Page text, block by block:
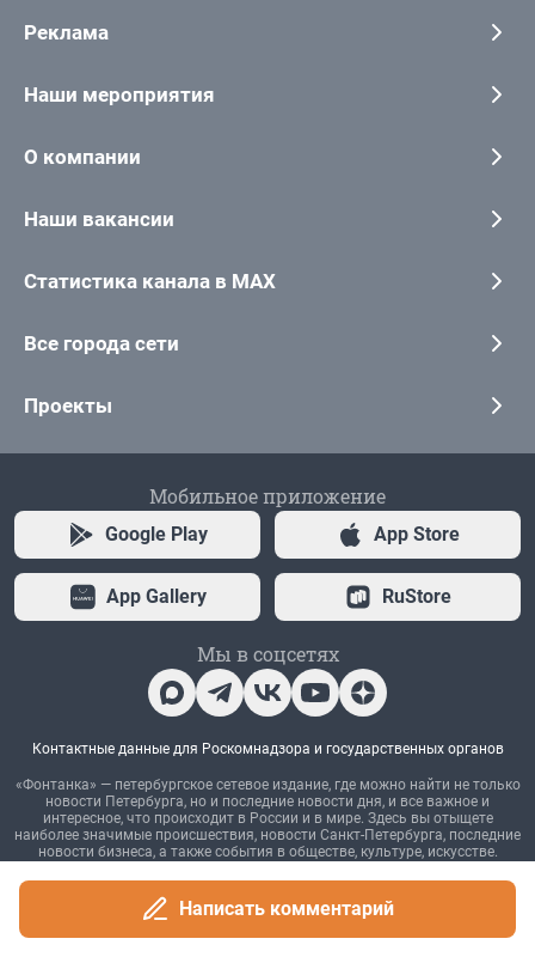
Реклама
Наши мероприятия
О компании
Наши вакансии
Статистика канала в MAX
Все города сети
Проекты
Мобильное приложение
Google Play App Store
App Gallery RuStore
Мы в соцсетях
Контактные данные для Роскомнадзора и государственных органов
«Фонтанка» — петербургское сетевое издание, где можно найти не только
новости Петербурга, но и последние новости дня, и все важное и
интересное, что происходит в России и в мире. Здесь вы отыщете
наиболее значимые происшествия, новости Санкт-Петербурга, последние
новости бизнеса, а также события в обществе, культуре, искусстве.
финансы и работа, город и развлечения — вот только некоторые из тем,
которые освещает ведущее петербургское сетевое общественно-
политическое издание. Санкт-Петербург читает «Фонтанку»! Наша
аудитория — лидеры бизнеса и политики, чиновники, десятки тысяч
Написать комментарий